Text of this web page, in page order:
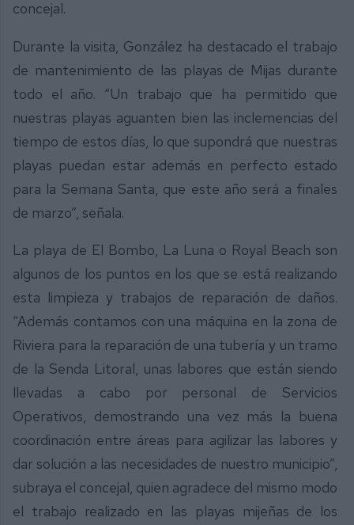
concejal.
Durante la visita, González ha destacado el trabajo
de mantenimiento de las playas de Mijas durante
todo el año. “Un trabajo que ha permitido que
nuestras playas aguanten bien las inclemencias del
tiempo de estos días, lo que supondrá que nuestras
playas puedan estar además en perfecto estado
para la Semana Santa, que este año será a finales
de marzo”, señala.
La playa de El Bombo, La Luna o Royal Beach son
algunos de los puntos en los que se está realizando
esta limpieza y trabajos de reparación de daños.
“Además contamos con una máquina en la zona de
Riviera para la reparación de una tubería y un tramo
de la Senda Litoral, unas labores que están siendo
llevadas a cabo por personal de Servicios
Operativos, demostrando una vez más la buena
coordinación entre áreas para agilizar las labores y
dar solución a las necesidades de nuestro municipio”,
subraya el concejal, quien agradece del mismo modo
el trabajo realizado en las playas mijeñas de los